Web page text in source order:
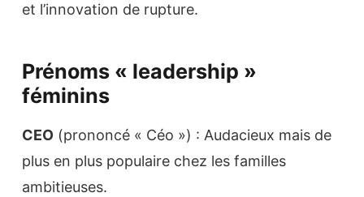
et l’innovation de rupture.
Prénoms « leadership »
féminins
CEO (prononcé « Céo ») : Audacieux mais de
plus en plus populaire chez les familles
ambitieuses.